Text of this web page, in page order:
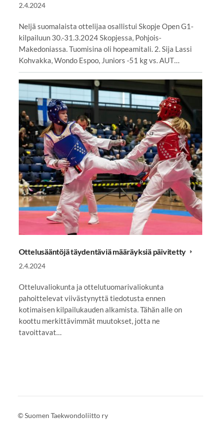
2.4.2024
Neljä suomalaista ottelijaa osallistui Skopje Open G1-
kilpailuun 30.-31.3.2024 Skopjessa, Pohjois-
Makedoniassa. Tuomisina oli hopeamitali. 2. Sija Lassi
Kohvakka, Wondo Espoo, Juniors -51 kg vs. AUT…
Ottelusääntöjä täydentäviä määräyksiä päivitetty
2.4.2024
Otteluvaliokunta ja ottelutuomarivaliokunta
pahoittelevat viivästynyttä tiedotusta ennen
kotimaisen kilpailukauden alkamista. Tähän alle on
koottu merkittävimmät muutokset, jotta ne
tavoittavat…
©Suomen Taekwondoliitto ry